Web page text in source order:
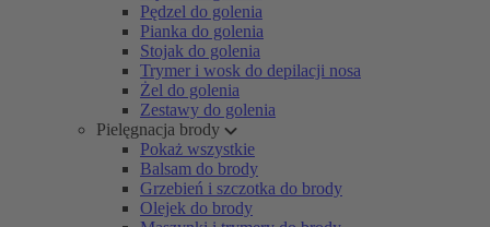
Pędzel do golenia
Pianka do golenia
Stojak do golenia
Trymer i wosk do depilacji nosa
Żel do golenia
Zestawy do golenia
Pielęgnacja brody
Pokaż wszystkie
Balsam do brody
Grzebień i szczotka do brody
Olejek do brody